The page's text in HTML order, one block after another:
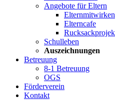
Angebote für Eltern
Elternmitwirken
Elterncafe
Schulleben
Auszeichnungen
Betreuung
8-1 Betreuung
OGS
Förderverein
Kontakt